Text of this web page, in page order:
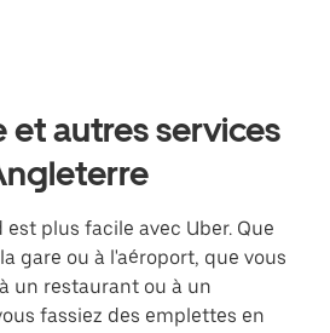
autres services
plus facile avec Uber. Que
gare ou à l'aéroport, que vous
un restaurant ou à un
fassiez des emplettes en